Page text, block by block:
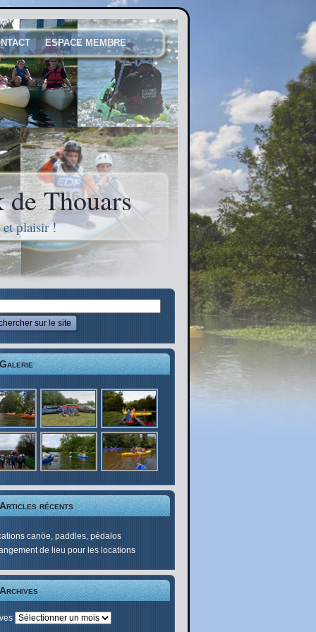
ESPACE MEMBRE
de Thouars
plaisir !
Galerie
Articles récents
canöe, paddles, pédalos
de lieu pour les locations
Archives